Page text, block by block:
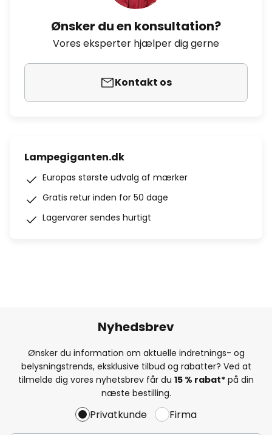
Ønsker du en konsultation?
Vores eksperter hjælper dig gerne
Kontakt os
Lampegiganten.dk
Europas største udvalg af mærker
Gratis retur inden for 50 dage
Lagervarer sendes hurtigt
Nyhedsbrev
Ønsker du information om aktuelle indretnings- og
belysningstrends, eksklusive tilbud og rabatter? Ved at
tilmelde dig vores nyhetsbrev får du 15 % rabat* på din
næste bestilling.
Privatkunde Firma